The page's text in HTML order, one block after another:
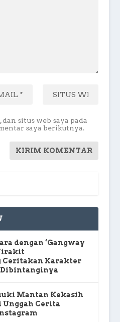
situs web saya pada
saya berikutnya.
dengan ‘Gangway
Ceritakan Karakter
Dibintanginya
Mantan Kekasih
Unggah Cerita